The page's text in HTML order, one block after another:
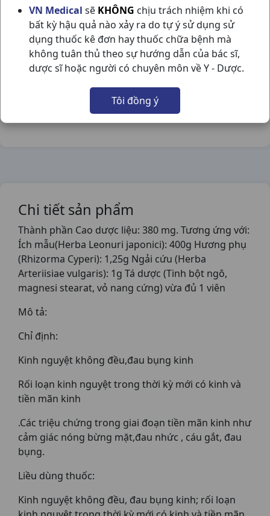
VN Medical sẽ KHÔNG chịu trách nhiệm khi có
bất kỳ hậu quả nào xảy ra do tự ý sử dụng sử
dụng thuốc kê đơn hay thuốc chữa bệnh mà
không tuân thủ theo sự hướng dẫn của bác sĩ,
dược sĩ hoặc người có chuyên môn về Y - Dược.
Tôi đồng ý
CAO ÍCH MẪU OP.CIM H50VNA OPC
NSX:OPC
Nhóm hàng:Đông Dược,
Chia sẻ qua mạng xã hội:
Chi tiết sản phẩm
Thành phần Cao dược liệu: 380 mg. Tương ứng với:
Ích mẫu(Herba Leonuri japonici): 400g Hương phụ
(Rhizorma Cyperi): 1,25g Ngải cứu (Herba
Arteriisiae vulgaris): 1g Tá dược (Tinh bột ngô,
magnesi stearat, vỏ nang cứng) vừa đủ 1 viên
Mô tả:
Chỉ định:
Kinh nguyệt không đều,đau bụng kinh
Rối loạn kinh nguyệt trong thời kỳ mới có kinh và
tiền mãn kinh
.Các triệu chứng trong giai đoạn tiền mãn kinh như
cảm giác nóng bừng mặt,đau nhức , cáu gắt, đau
bụng.
Liều dùng thuốc:
Kinh nguyệt không đều, đau bụng kinh; rối loạn